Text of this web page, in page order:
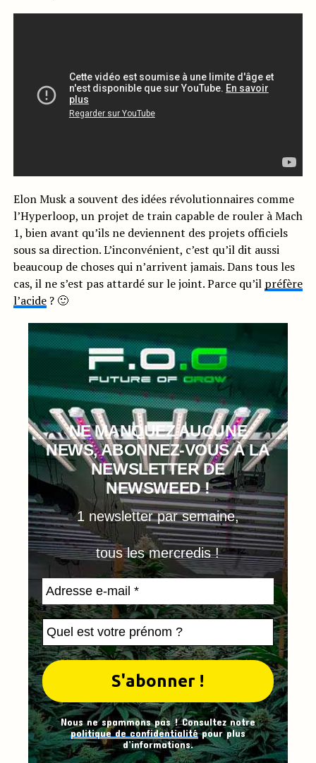
Elon Musk a souvent des idées révolutionnaires comme
l’Hyperloop, un projet de train capable de rouler à Mach
1, bien avant qu’ils ne deviennent des projets officiels
sous sa direction. L’inconvénient, c’est qu’il dit aussi
beaucoup de choses qui n’arrivent jamais. Dans tous les
cas, il ne s’est pas attardé sur le joint. Parce qu’il préfère
l’acide? 🙂
NE MANQUEZ AUCUNE
NEWS, ABONNEZ-VOUS À LA
NEWSLETTER DE
NEWSWEED !
1 newsletter par semaine,
tous les mercredis !
Nous ne spammons pas ! Consultez notre
politique de confidentialitépour plus
d’informations.